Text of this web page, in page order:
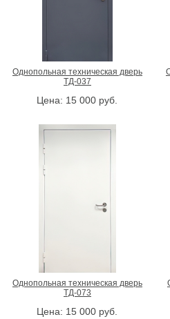
Однопольная техническая дверь
ТД-037
Цена: 15 000 руб.
Однопольная техническая дверь
ТД-073
Цена: 15 000 руб.